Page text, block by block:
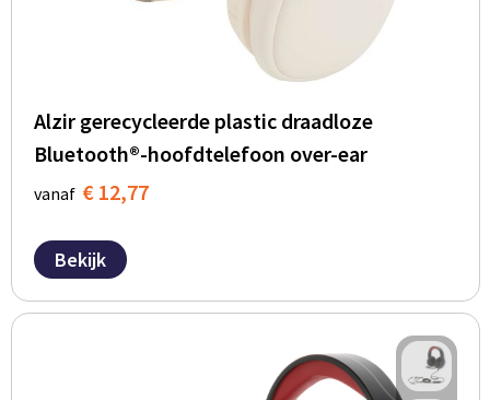
Alzir gerecycleerde plastic draadloze
Bluetooth®-hoofdtelefoon over-ear
vanaf € 12,77
Bekijk